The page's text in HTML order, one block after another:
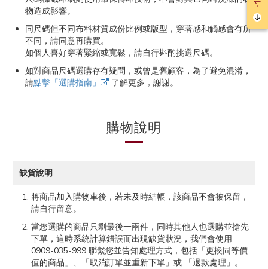
物造成影響。
同尺碼但不同布料材質成份比例或版型，穿著感和觸感會有所
不同，請同意再購買。
如個人喜好穿著緊縮或寬鬆，請自行斟酌挑選尺碼。
如對商品尺碼選購存有疑問，或曾是舊顧客，為了避免混淆，
請點擊「選購指南」 了解更多，謝謝。
購物說明
缺貨說明
將商品加入購物車後，若未及時結帳，該商品不會被保留，
請自行留意。
當您選購的商品只剩最後一兩件，同時其他人也選購並搶先
下單，這時系統計算錯誤而出現缺貨狀況，我們會使用
0909-035-999 聯繫您並告知處理方式，包括「更換同等價
值的商品」、「取消訂單並重新下單」或 「退款處理」。
寸